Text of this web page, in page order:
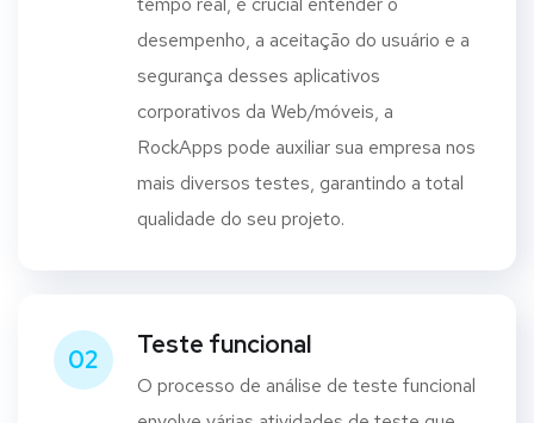
desempenho, a aceitação do usuário e a
segurança desses aplicativos
corporativos da Web/móveis, a
RockApps pode auxiliar sua empresa nos
mais diversos testes, garantindo a total
qualidade do seu projeto.
02 Teste funcional
O processo de análise de teste funcional